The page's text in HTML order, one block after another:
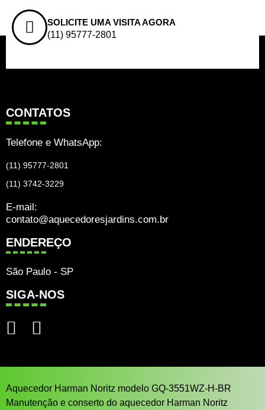
SOLICITE UMA VISITA AGORA
(11) 95777-2801
CONTATOS
Telefone e WhatsApp:
(11) 95777-2801
(11) 3742-3229
E-mail:
contato@aquecedoresjardins.com.br
ENDEREÇO
São Paulo - SP
SIGA-NOS
Aquecedor Harman Noritz modelo GQ-3551WZ-H-BR
Manutenção e conserto do aquecedor Harman Noritz